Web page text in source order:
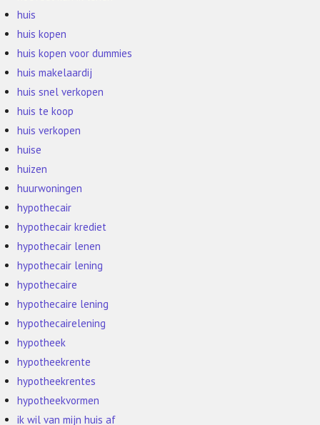
huis
huis kopen
huis kopen voor dummies
huis makelaardij
huis snel verkopen
huis te koop
huis verkopen
huise
huizen
huurwoningen
hypothecair
hypothecair krediet
hypothecair lenen
hypothecair lening
hypothecaire
hypothecaire lening
hypothecairelening
hypotheek
hypotheekrente
hypotheekrentes
hypotheekvormen
ik wil van mijn huis af